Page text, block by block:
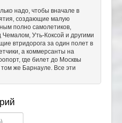
надо, чтобы вначале в
создающие малую
полно самолетиков,
Уть-Коксой и другими
втридорога за один полет в
а коммерсанты на
где билет до Москвы
же Барнауле. Все эти